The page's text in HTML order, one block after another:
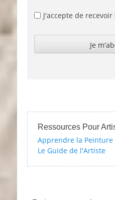
J'accepte de
Ressources Pour
Apprendre la Peinture
Le Guide de l'Artiste